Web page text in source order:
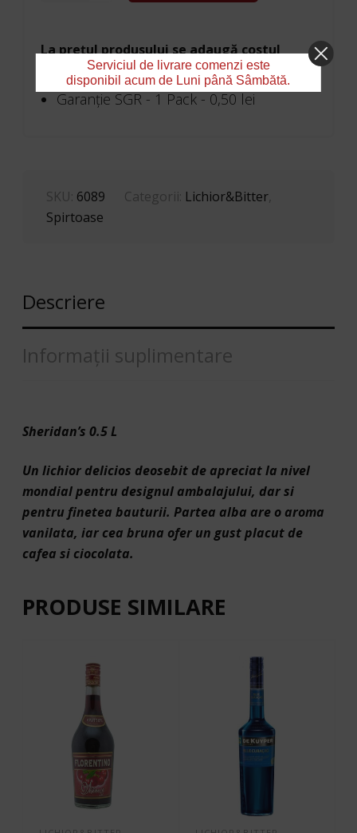
La prețul produsului se adaugă costul
garanției SGR:
Garanţie SGR - 1 Pack - 0,50 lei
SKU: 6089 Categorii: Lichior&Bitter
Spirtoase
Descriere
Informații suplimentare
Sheridan’s 0.5 L
Un lichior delicios deosebit de apreciat la nivel
mondial pentru designul ambalajului, dar si
pentru finetea bauturii. Partea alba are o aroma
vanilata, iar cea bruna ofer un gust placut de
cafea si ciocolata.
PRODUSE SIMILARE
Serviciul de livrare comenzi este
disponibil acum de Luni până Sâmbătă.